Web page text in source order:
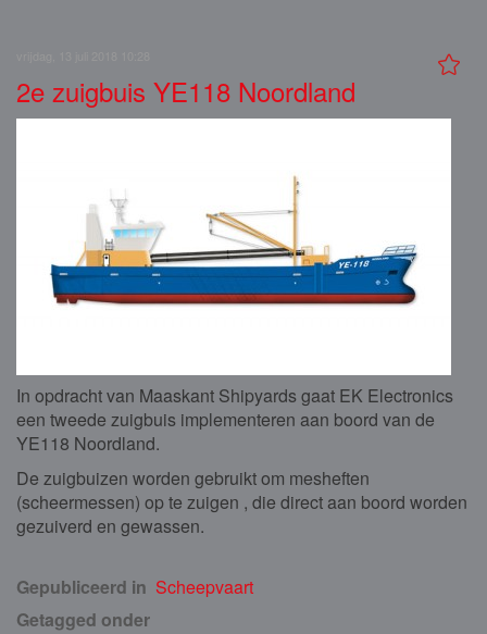
2e zuigbuis YE118 Noordland
In opdracht van Maaskant Shipyards gaat EK Electronics
een tweede zuigbuis implementeren aan boord van de
YE118 Noordland.
De zuigbuizen worden gebruikt om mesheften
(scheermessen) op te zuigen , die direct aan boord worden
gezuiverd en gewassen.
Gepubliceerd in Scheepvaart
Getagged onder